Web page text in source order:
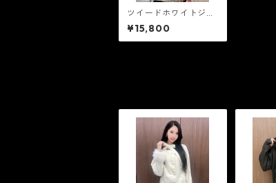
ツイードホワイトジャ
ケット
¥15,800